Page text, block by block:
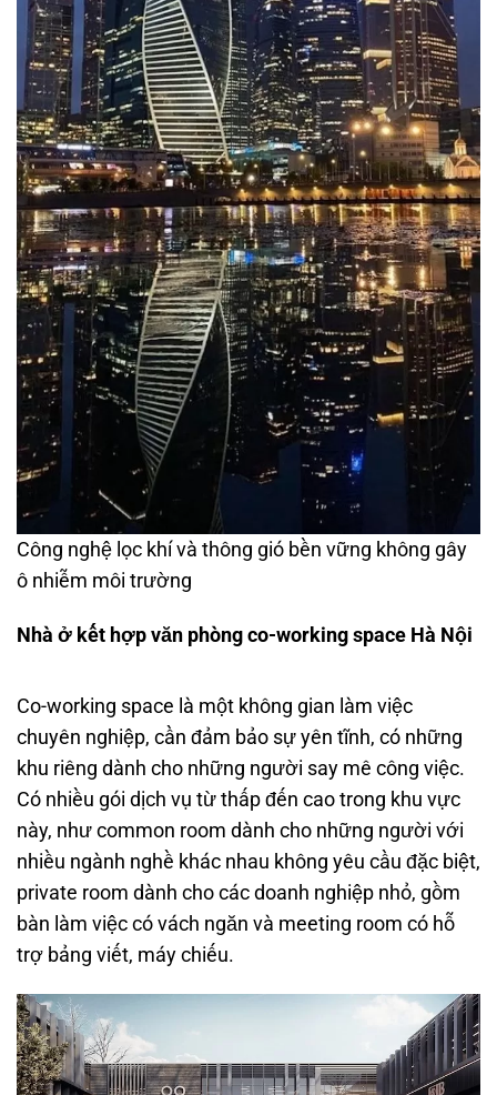
Công nghệ lọc khí và thông gió bền vững không gây
ô nhiễm môi trường
Nhà ở kết hợp văn phòng co-working space Hà Nội
Co-working space là một không gian làm việc
chuyên nghiệp, cần đảm bảo sự yên tĩnh, có những
khu riêng dành cho những người say mê công việc.
Có nhiều gói dịch vụ từ thấp đến cao trong khu vực
này, như common room dành cho những người với
nhiều ngành nghề khác nhau không yêu cầu đặc biệt,
private room dành cho các doanh nghiệp nhỏ, gồm
bàn làm việc có vách ngăn và meeting room có hỗ
trợ bảng viết, máy chiếu.